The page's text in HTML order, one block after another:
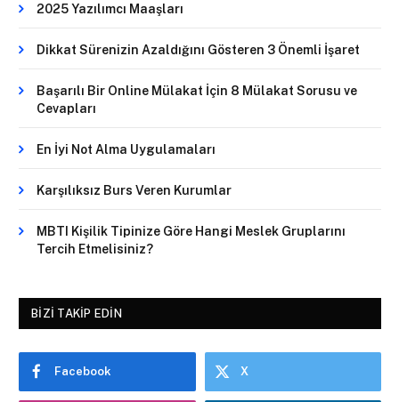
2025 Yazılımcı Maaşları
Dikkat Sürenizin Azaldığını Gösteren 3 Önemli İşaret
Başarılı Bir Online Mülakat İçin 8 Mülakat Sorusu ve
Cevapları
En İyi Not Alma Uygulamaları
Karşılıksız Burs Veren Kurumlar
MBTI Kişilik Tipinize Göre Hangi Meslek Gruplarını
Tercih Etmelisiniz?
BIZI TAKIP EDIN
Facebook X